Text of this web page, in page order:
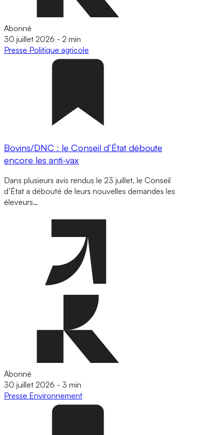
Abonné
30 juillet 2026 - 2 min
Presse Politique agricole
Bovins/DNC : le Conseil d’État déboute
encore les anti-vax
Dans plusieurs avis rendus le 23 juillet, le Conseil
d’État a débouté de leurs nouvelles demandes les
éleveurs…
Abonné
30 juillet 2026 - 3 min
Presse Environnement